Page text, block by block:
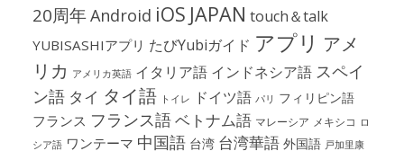
20周年Android iOS JAPAN touch＆talk
YUBISASHIアプリ たびYubiガイド アプリ アメ
リカ アメリカ英語 イタリア語 インドネシア語 スペイ
ン語 タイ タイ語 トイレ ドイツ語 パリ フィリピン語
フランス フランス語ベトナム語 マレーシア メキシコ ロ
シア語 ワンテーマ 中国語 台湾 台湾華語 外国語 戸加里康